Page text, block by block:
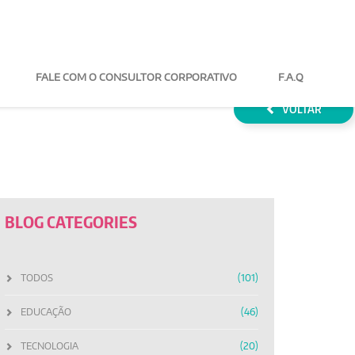
FALE COM O CONSULTOR F.A.Q
VOLTAR
BLOG CATEGORIES
TODOS (101)
EDUCAÇÃO (46)
TECNOLOGIA (20)